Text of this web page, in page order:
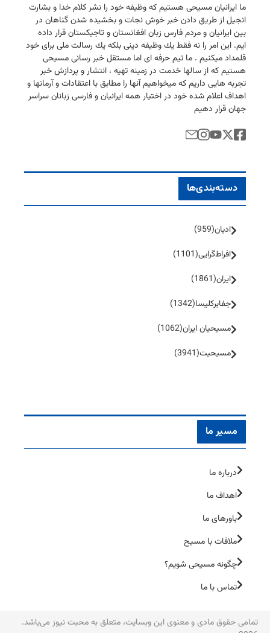
ما ایرانیان مسیحی هستیم كه وظیفه خود را نشر كلام خدا و بشارت
انجیل از طریق دادن خبر خوش نجات و بخشیده شدن گناهان در
بین ایرانیان و مردم فارس زبان افغانستان و تاجیكستان قرار داده
ایم. این امر را نه فقط یك وظیفه دینی بلكه یك رسالت ملی برای خود
قلمداد میكنیم . ما تیم حرفه ای اما مستقل خبر رسانی مسیحی
هستیم كه از سالها خدمت در زمینه تهیه ، انتشار و پردازش خبر
تجربه هایی داریم كه میخواهیم آنها را مطابق با اعتقادات و آرمانها و
اهداف اعلام شده خود در اختیار همه ایرانیان و فارسی زبانان سراسر
جهان قرار دهیم
دسته‌بندی‌ها
ادیان(959)
افراط‌گرایی(1101)
ایران(1861)
جفا‌بر‌کلیسا(1342)
مسیحیان ایران(1062)
مسیحیت(3941)
مسیر ما
درباره ما
اهداف ما
باورهای ما
ملاقات با مسیح
چگونه مسیحی شویم؟
تماس با ما
تمامی حقوق مادی و معنوی این وبسایت، متعلق به محبت نیوز می‌یاشد.